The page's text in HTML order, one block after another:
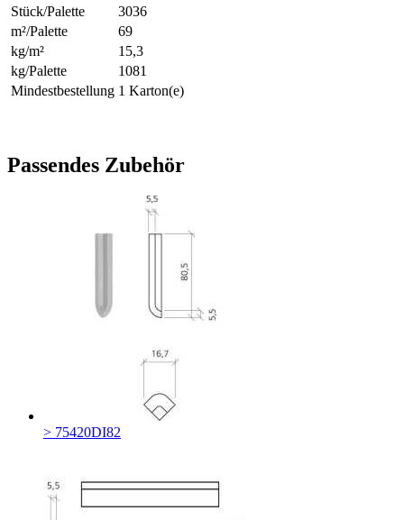
Stück/Palette
3036
m²/Palette
69
kg/m²
15,3
kg/Palette
1081
Mindestbestellung 1 Karton(e)
Passendes Zubehör
> 75420DI82